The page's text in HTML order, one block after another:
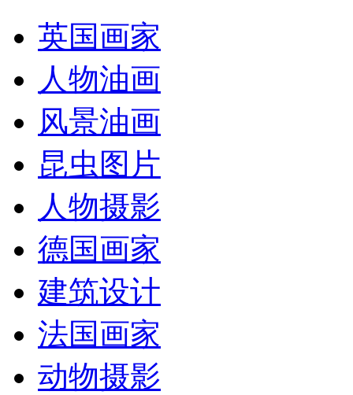
英国画家
人物油画
风景油画
昆虫图片
人物摄影
德国画家
建筑设计
法国画家
动物摄影